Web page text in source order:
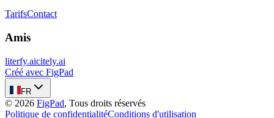
TarifsContact
Amis
literfy.aicitely.ai
Créé avec FigPad
FR
© 2026 FigPad, Tous droits réservés
Politique de confidentialitéConditions d'utilisation